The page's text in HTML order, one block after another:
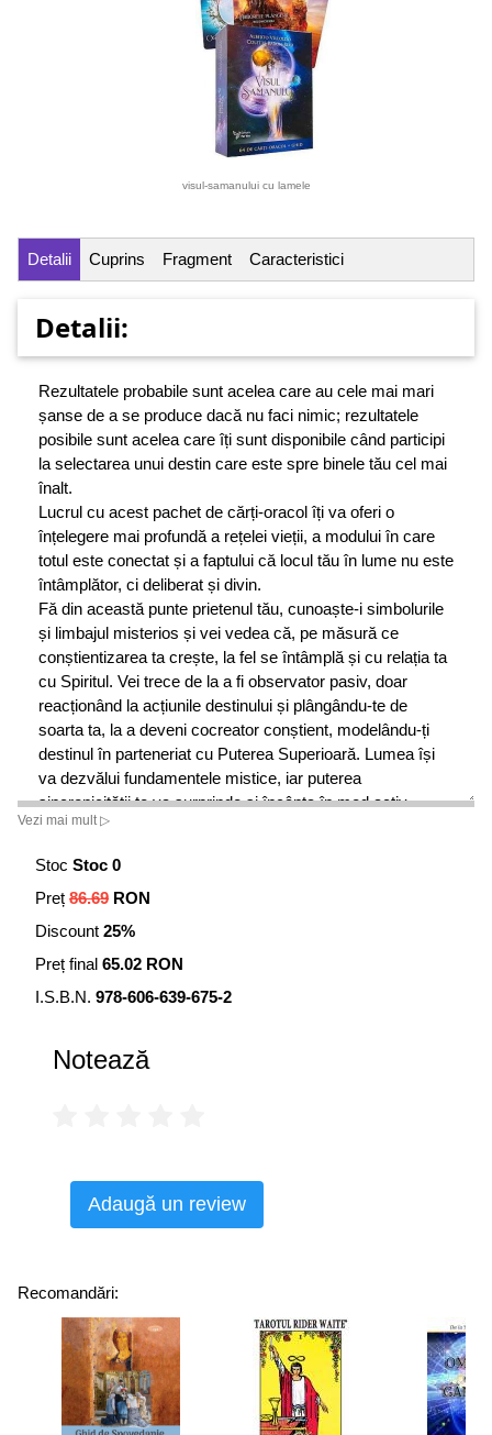
visul-samanului cu lamele
Detalii Cuprins Fragment Caracteristici
Detalii:
Rezultatele probabile sunt acelea care au cele mai mari
șanse de a se produce dacă nu faci nimic; rezultatele
posibile sunt acelea care îți sunt disponibile când participi
la selectarea unui destin care este spre binele tău cel mai
înalt.
Lucrul cu acest pachet de cărți-oracol îți va oferi o
înțelegere mai profundă a rețelei vieții, a modului în care
totul este conectat și a faptului că locul tău în lume nu este
întâmplător, ci deliberat și divin.
Fă din această punte prietenul tău, cunoaște-i simbolurile
și limbajul misterios și vei vedea că, pe măsură ce
conștientizarea ta crește, la fel se întâmplă și cu relația ta
cu Spiritul. Vei trece de la a fi observator pasiv, doar
reacționând la acțiunile destinului și plângându-te de
soarta ta, la a deveni cocreator conștient, modelându-ți
destinul în parteneriat cu Puterea Superioară. Lumea își
va dezvălui fundamentele mistice, iar puterea
sincronicității te va surprinde și încânta în mod activ.
Fii curajos și autentic în timp ce visezi lumea, pentru ca
conștientizare și respect pentru legile Universului se pot și
se vor descoperi miracolele, ca multe comori ascunse la
vedere.
Vezi mai mult ▷
Stoc Stoc 0
Preț 86.69 RON
Discount 25%
Preț final 65.02 RON
I.S.B.N. 978-606-639-675-2
Notează
Adaugă un review
Recomandări: